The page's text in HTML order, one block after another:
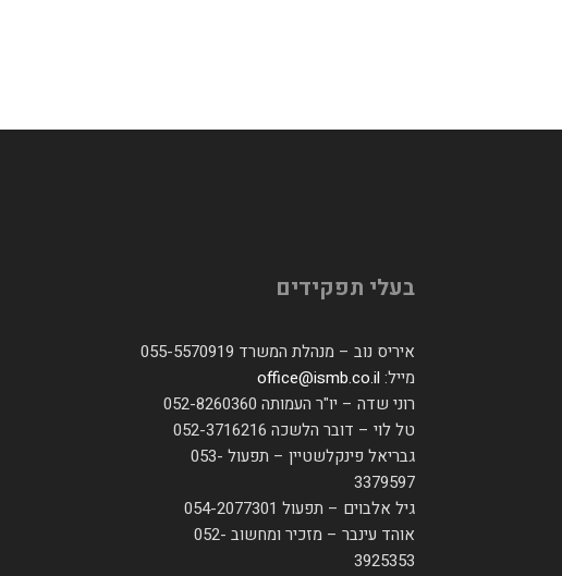
בעלי תפקידים
איריס נוב – מנהלת המשרד 055-5570919
מייל: office@ismb.co.il
רוני שדה – יו"ר העמותה 052-8260360
טל לוי – דובר הלשכה 052-3716216
גבריאל פינקלשטיין – תפעול 053-
3379597
גיל אלבוים – תפעול 054-2077301
אוהד עינבר – מזכיר ומחשוב 052-
3925353